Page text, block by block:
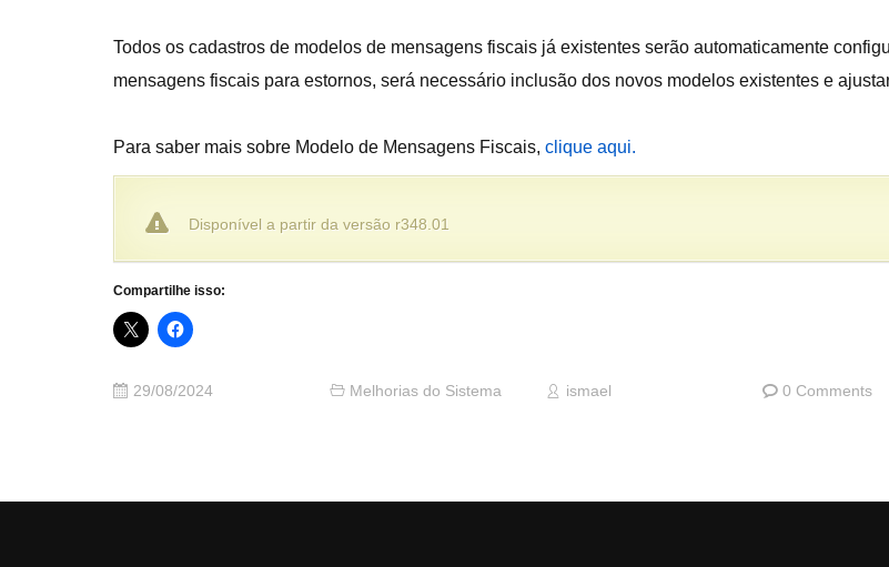
Todos os cadastros de modelos de mensagens fiscais já existentes serão automaticamente
mensagens fiscais para estornos, será necessário inclusão dos novos modelos existentes e
Para saber mais sobre Modelo de Mensagens Fiscais, clique aqui.
Disponível a partir da versão r348.01
Compartilhe isso:
29/08/2024 Melhorias do Sistema ismael 0 Comments